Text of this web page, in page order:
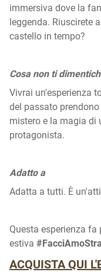
immersiva dove la
leggenda. Riuscirete
castello in tempo?
Cosa non ti
Vivrai un'esperienza
del passato
mistero e la magia di
protagonista.
Adatto a
Adatta a tutti. È
Questa esperienza
estiva
ACQUISTA QUI